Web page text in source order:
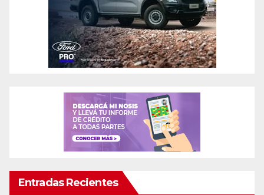
Entradas Recientes